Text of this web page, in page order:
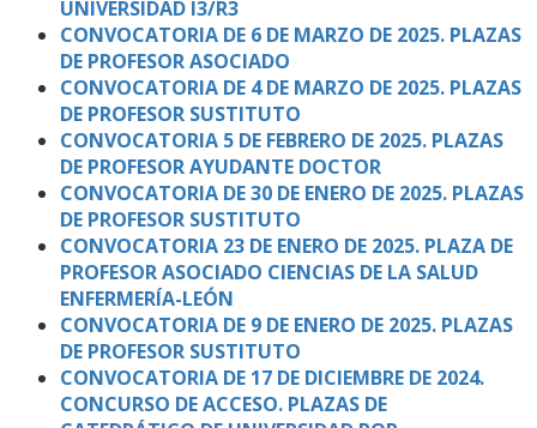
UNIVERSIDAD I3/R3
CONVOCATORIA DE 6 DE MARZO DE 2025. PLAZAS
DE PROFESOR ASOCIADO
CONVOCATORIA DE 4 DE MARZO DE 2025. PLAZAS
DE PROFESOR SUSTITUTO
CONVOCATORIA 5 DE FEBRERO DE 2025. PLAZAS
DE PROFESOR AYUDANTE DOCTOR
CONVOCATORIA DE 30 DE ENERO DE 2025. PLAZAS
DE PROFESOR SUSTITUTO
CONVOCATORIA 23 DE ENERO DE 2025. PLAZA DE
PROFESOR ASOCIADO CIENCIAS DE LA SALUD
ENFERMERÍA-LEÓN
CONVOCATORIA DE 9 DE ENERO DE 2025. PLAZAS
DE PROFESOR SUSTITUTO
CONVOCATORIA DE 17 DE DICIEMBRE DE 2024.
CONCURSO DE ACCESO. PLAZAS DE